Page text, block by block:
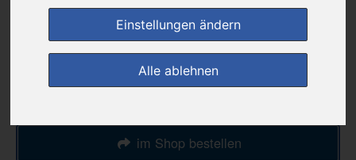
Einstellungen ändern
Alle ablehnen
Preis pro 1 G / 0,17 €
Daten vom 09.08.2026 09:36 Uhr
im Shop bestellen